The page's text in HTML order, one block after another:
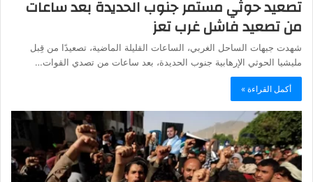
تصعيد حوثي مستمر جنوب الحديدة بعد ساعات
من تصعيد فاشل غرب تعز
شهدت جبهات الساحل الغربي، الساعات القليلة الماضية، تصعيدًا من قِبل
مليشيا الحوثي الإرهابية جنوب الحديدة، بعد ساعات من تصدي القوات…
أكمل القراءة »